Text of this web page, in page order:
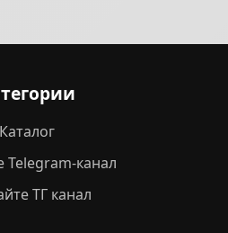
Каталог
Telegram-канал
ТГ канал